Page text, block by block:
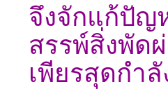
จึงจักแก้ปั
สรรพ์สิ่งพัด
เพียรสุดกำ